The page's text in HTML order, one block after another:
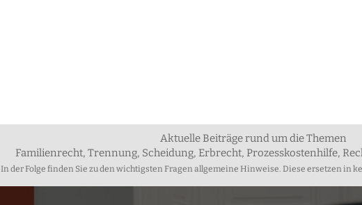
Aktuelle Beiträge rund um die Themen
Familienrecht, Trennung, Scheidung, Erbrecht, Prozesskostenhilfe,
In der Folge finden Sie zu den wichtigsten Fragen allgemeine Hinweise. Diese ersetzen in